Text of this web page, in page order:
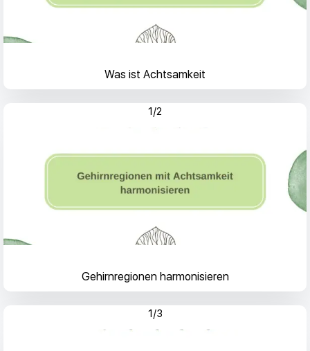
Was ist Achtsamkeit
1/2
Gehirnregionen harmonisieren
1/3